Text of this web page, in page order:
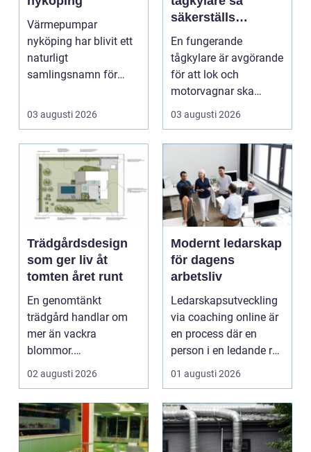
Värmepumpar
nyköping har blivit ett
naturligt
samlingsnamn för
kombinera lägre ene...
03 augusti 2026
säkerställs
driftsäkra lok och
tågsystem
En fungerande
tågkylare är avgörande
för att lok och
motorvagnar ska
kunna leverera pålitlig
drift d...
03 augusti 2026
Trädgårdsdesign
som ger liv åt
tomten året runt
En genomtänkt
trädgård handlar om
mer än vackra
blommor.
trädgårdsdesign
förenar funktion, form
och ...
02 augusti 2026
Modernt ledarskap
för dagens
arbetsliv
Ledarskapsutveckling
via coaching online är
en process där en
person i en ledande roll
f&a...
01 augusti 2026